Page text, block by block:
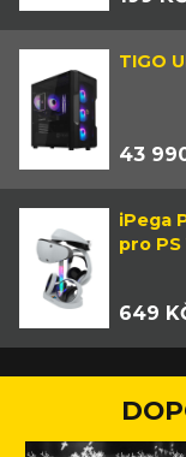
TIGO
43
iPega
pro PS
649